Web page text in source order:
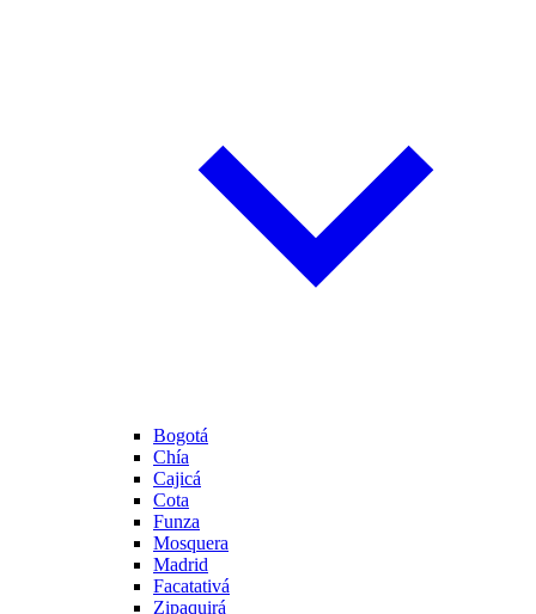
Bogotá
Chía
Cajicá
Cota
Funza
Mosquera
Madrid
Facatativá
Zipaquirá